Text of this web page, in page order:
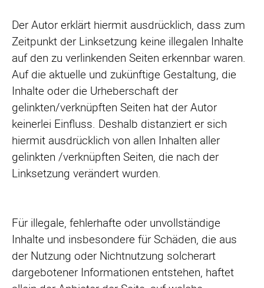
Der Autor erklärt hiermit ausdrücklich, dass zum
Zeitpunkt der Linksetzung keine illegalen Inhalte
auf den zu verlinkenden Seiten erkennbar waren.
Auf die aktuelle und zukünftige Gestaltung, die
Inhalte oder die Urheberschaft der
gelinkten/verknüpften Seiten hat der Autor
keinerlei Einfluss. Deshalb distanziert er sich
hiermit ausdrücklich von allen Inhalten aller
gelinkten /verknüpften Seiten, die nach der
Linksetzung verändert wurden.
Für illegale, fehlerhafte oder unvollständige
Inhalte und insbesondere für Schäden, die aus
der Nutzung oder Nichtnutzung solcherart
dargebotener Informationen entstehen, haftet